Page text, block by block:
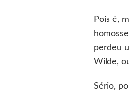
Pois é,
perdeu
Wilde,
Sério,